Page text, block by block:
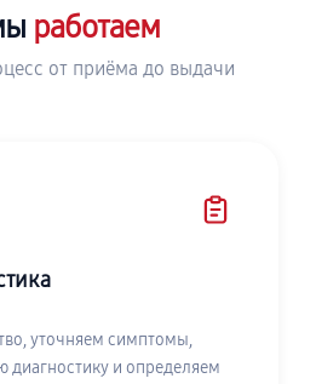
работаем
от приёма до выдачи
уточняем симптомы,
диагностику и определяем